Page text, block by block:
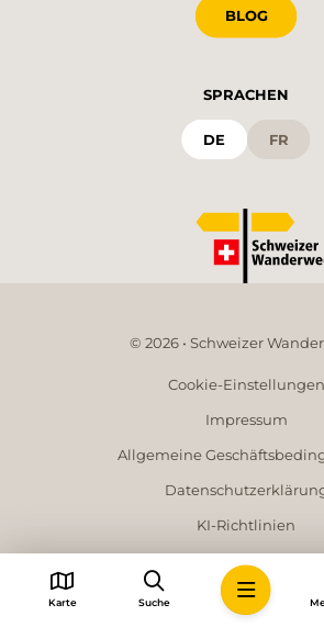
BLOG
SPRACHEN
DE FR
© 2026 • Schweizer
Cookie-Einstellungen
Impressum
Allgemeine
KI-Richtlinien
Karte Suche